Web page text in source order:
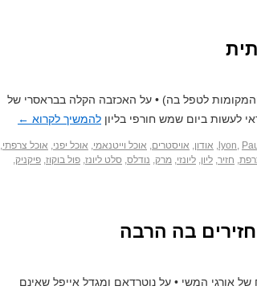
לטפל בה) • על האכזבה הקלה בבראסרי של
לעשות ביום שמש חורפי בליון להמשיך לקרוא ←
lyon,
, אודון, אויסטרים, אוכל וייטנאמי, אוכל יפני, אוכל צרפתי,
, חזיר, ליון, ליונזי, מרק, נודלס, סלט ליונז, פול בוקוז, פיקניק,
אורגי המשי • על נוטרדאם ומגדל אייפל שאינם